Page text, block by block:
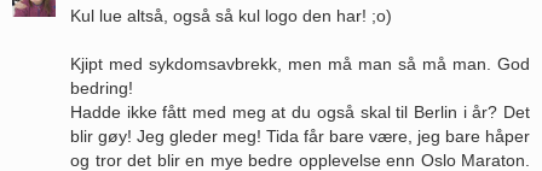
Kul lue altså, også så kul logo den har! ;o)
Kjipt med sykdomsavbrekk, men må man så må man. God
bedring!
Hadde ikke fått med meg at du også skal til Berlin i år? Det
blir gøy! Jeg gleder meg! Tida får bare være, jeg bare håper
og tror det blir en mye bedre opplevelse enn Oslo Maraton.